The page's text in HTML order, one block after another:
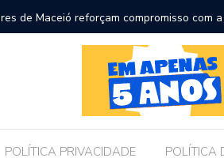
STF para receber os filhos no Dia dos
POLÍTICA PRIVACIDADE POLÍTICA